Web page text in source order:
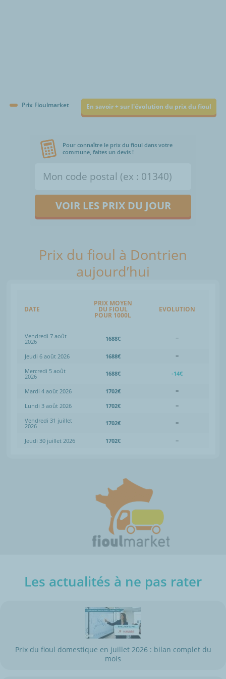
Prix Fioulmarket En savoir + sur l'évolution du prix du fioul
Pour connaître le prix du fioul dans votre
commune, faites un devis !
VOIR LES PRIX DU JOUR
Prix du fioul à Dontrien
aujourd’hui
DATE
PRIX MOYEN
DU FIOUL
POUR 1000L
EVOLUTION
Vendredi 7 août
2026 1688€ =
Jeudi 6 août 2026 1688€
=
Mercredi 5 août
2026 1688€ -14€
Mardi 4 août 2026 1702€
=
Lundi 3 août 2026
1702€
=
Vendredi 31 juillet
2026 1702€ =
Jeudi 30 juillet 2026 1702€ =
Les actualités à ne pas rater
Prix du fioul domestique en juillet 2026 : bilan complet du
mois